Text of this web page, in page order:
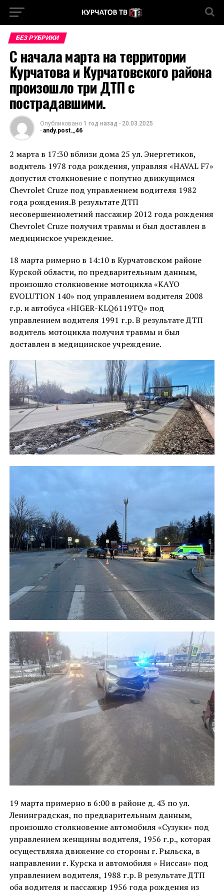
БЕЗ РУБРИКИ
С начала марта на территории
Курчатова и Курчатовского района
произошло три ДТП с
пострадавшими.
Опубликовано 1 год назад - 20.03.2025
- andy.post._46
2 марта в 17:30 вблизи дома 25 ул. Энергетиков,
водитель 1978 года рождения, управляя «HAVAL F7»
допустил столкновение с попутно движущимся
Chevrolet Cruze под управлением водителя 1982
года рождения.В результате ДТП
несовершеннолетний пассажир 2012 года рождения
Chevrolet Cruze получил травмы и был доставлен в
медицинское учреждение.
18 марта римерно в 14:10 в Курчатовском районе
Курской области, по предварительным данным,
произошло столкновение мотоцикла «KAYO
EVOLUTION 140» под управлением водителя 2008
г.р. и автобуса «HIGER-KLQ6119TQ» под
управлением водителя 1991 г.р. В результате ДТП
водитель мотоцикла получил травмы и был
доставлен в медицинское учреждение.
19 марта примерно в 6:00 в районе д. 43 по ул.
Ленинградская, по предварительным данным,
произошло столкновение автомобиля «Сузуки» под
управлением женщины водителя, 1956 г.р., которая
осуществляла движение со стороны г. Рыльска, в
направлении г. Курска и автомобиля » Ниссан» под
управлением водителя, 1988 г.р. В результате ДТП
оба водителя и пассажир 1956 года рождения из